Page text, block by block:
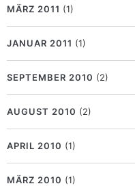
MÄRZ 2011 (1)
JANUAR 2011 (1)
SEPTEMBER 2010 (2)
AUGUST 2010 (2)
APRIL 2010 (1)
MÄRZ 2010 (1)